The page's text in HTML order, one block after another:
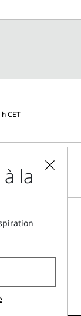
CET
la